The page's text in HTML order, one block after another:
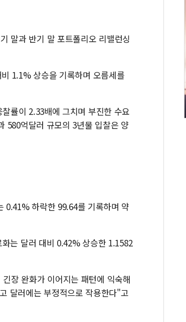
말과 반기 말 포트폴리오 리밸런싱
1.1% 상승을 기록하며 오름세를
률이 2.33배에 그치며 부진한 수요
580억달러 규모의 3년물 입찰은 양
0.41% 하락한 99.64를 기록하며 약
는 달러 대비 0.42% 상승한 1.1582
장 완화가 이어지는 패턴에 익숙해
달러에는 부정적으로 작용한다"고